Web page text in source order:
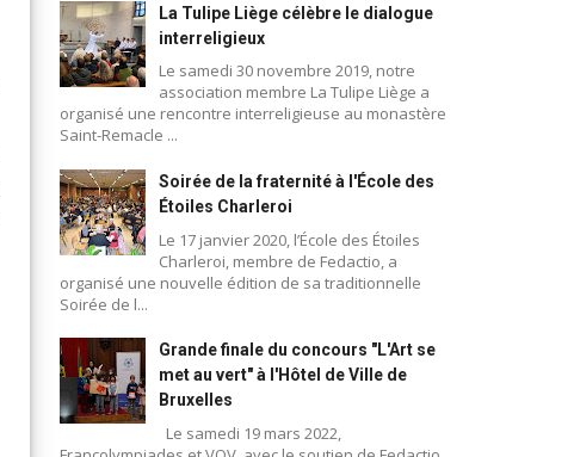
La Tulipe Liège célèbre le dialogue
interreligieux
Le samedi 30 novembre 2019, notre
association membre La Tulipe Liège a
organisé une rencontre interreligieuse au monastère
Saint-Remacle ...
Soirée de la fraternité à l'École des
Étoiles Charleroi
Le 17 janvier 2020, l’École des Étoiles
Charleroi, membre de Fedactio, a
organisé une nouvelle édition de sa traditionnelle
Soirée de l...
Grande finale du concours "L'Art se
met au vert" à l'Hôtel de Ville de
Bruxelles
Le samedi 19 mars 2022,